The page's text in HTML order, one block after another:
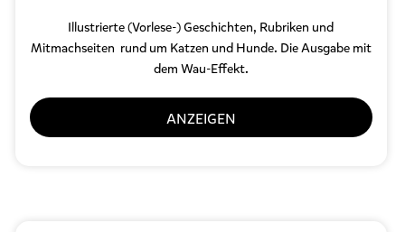
Illustrierte (Vorlese-) Geschichten, Rubriken und
Mitmachseiten rund um Katzen und Hunde. Die Ausgabe mit
dem Wau-Effekt.
ANZEIGEN